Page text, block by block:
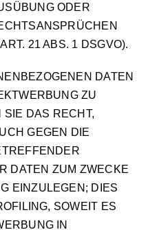
ODER
21 ABS. 1 DSGVO).
DATEN
ZU
SIE DAS RECHT,
GEGEN DIE
DATEN ZUM ZWECKE
EINZULEGEN; DIES
SOWEIT ES
IN